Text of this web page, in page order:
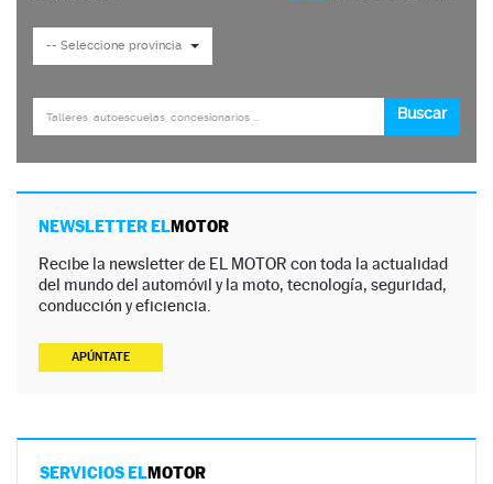
NEWSLETTER ELMOTOR
Recibe la newsletter de EL MOTOR con toda la actualidad
del mundo del automóvil y la moto, tecnología, seguridad,
conducción y eficiencia.
APÚNTATE
SERVICIOS ELMOTOR